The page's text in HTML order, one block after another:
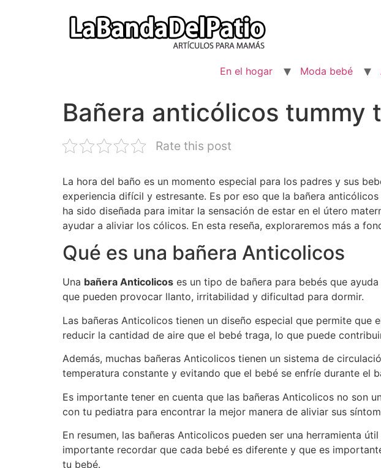
En el hogar Moda bebé
Bañera anticólicos tummy
Rate this post
La hora del baño es un momento especial para los padres y sus
experiencia difícil y estresante. Es por eso que la bañera
ha sido diseñada para imitar la sensación de estar en el útero
ayudar a aliviar los cólicos. En esta reseña, exploraremos más a
Qué es una bañera Anticolicos
Una bañera Anticolicos es un tipo de bañera para bebés que
que pueden provocar llanto, irritabilidad y dificultad para dormir.
Las bañeras Anticolicos tienen un diseño especial que permite
reducir la cantidad de aire que el bebé traga, lo que puede
Además, muchas bañeras Anticolicos tienen un sistema de
temperatura constante y evitando que el bebé se enfríe durante el
Es importante tener en cuenta que las bañeras Anticolicos no son
con tu pediatra para encontrar la mejor manera de aliviar sus
En resumen, las bañeras Anticolicos pueden ser una herramienta
importante recordar que cada bebé es diferente y que es
tu bebé.